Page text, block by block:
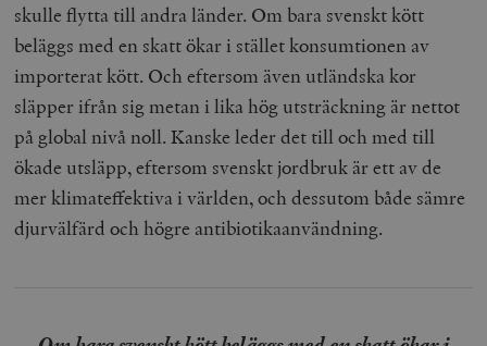
skulle flytta till andra länder. Om bara svenskt kött
beläggs med en skatt ökar i stället konsumtionen av
importerat kött. Och eftersom även utländska kor
släpper ifrån sig metan i lika hög utsträckning är nettot
på global nivå noll. Kanske leder det till och med till
ökade utsläpp, eftersom svenskt jordbruk är ett av de
mer klimateffektiva i världen, och dessutom både sämre
djurvälfärd och högre antibiotikaanvändning.